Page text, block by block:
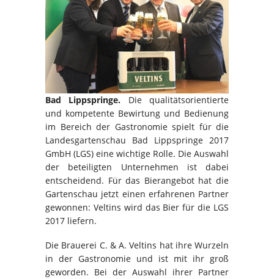
Bad Lippspringe. Die qualitätsorientierte
und kompetente Bewirtung und Bedienung
im Bereich der Gastronomie spielt für die
Landesgartenschau Bad Lippspringe 2017
GmbH (LGS) eine wichtige Rolle. Die Auswahl
der beteiligten Unternehmen ist dabei
entscheidend. Für das Bierangebot hat die
Gartenschau jetzt einen erfahrenen Partner
gewonnen: Veltins wird das Bier für die LGS
2017 liefern.
Die Brauerei C. & A. Veltins hat ihre Wurzeln
in der Gastronomie und ist mit ihr groß
geworden. Bei der Auswahl ihrer Partner